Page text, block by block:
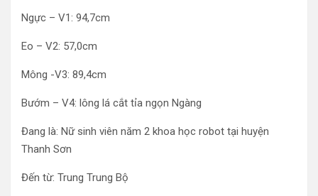
Ngực – V1: 94,7cm
Eo – V2: 57,0cm
Mông -V3: 89,4cm
Bướm – V4: lông lá cắt tỉa ngọn Ngàng
Đang là: Nữ sinh viên năm 2 khoa học robot tại huyện
Thanh Sơn
Đến từ: Trung Trung Bộ